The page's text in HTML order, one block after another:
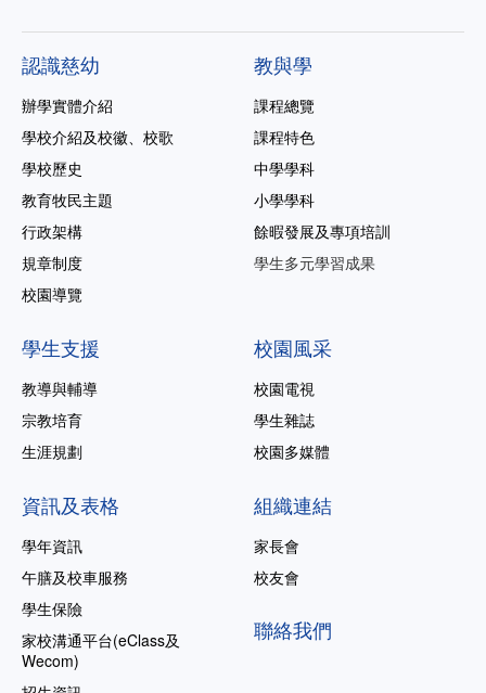
認識慈幼
辦學實體介紹
學校介紹及校徽、校歌
學校歷史
教育牧民主題
行政架構
規章制度
校園導覽
教與學
課程總覽
課程特色
中學學科
小學學科
餘暇發展及專項培訓
學生多元學習成果
學生支援
教導與輔導
宗教培育
生涯規劃
校園風采
校園電視
學生雜誌
校園多媒體
資訊及表格
學年資訊
午膳及校車服務
學生保險
家校溝通平台(eClass及
Wecom)
組織連結
家長會
校友會
聯絡我們